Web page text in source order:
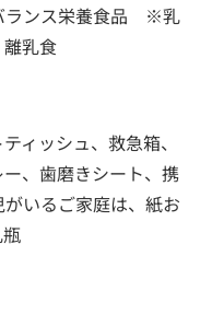
ランス栄養食品 ※乳
乳食
ィッシュ、救急箱、
、歯磨きシート、携
いるご家庭は、紙お
瓶